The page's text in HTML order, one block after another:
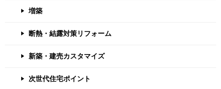
増築
断熱・結露対策リフォーム
新築・建売カスタマイズ
次世代住宅ポイント